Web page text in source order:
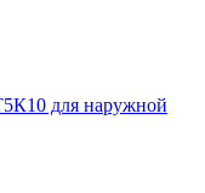
для наружной